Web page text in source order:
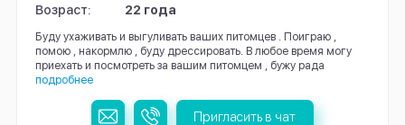
Возраст:
22 года
Буду ухаживать и выгуливать ваших питомцев . Поиграю ,
помою , накормлю , буду дрессировать. В любое время могу
приехать и посмотреть за вашим питомцем , бужу рада
подробнее
Пригласить в чат